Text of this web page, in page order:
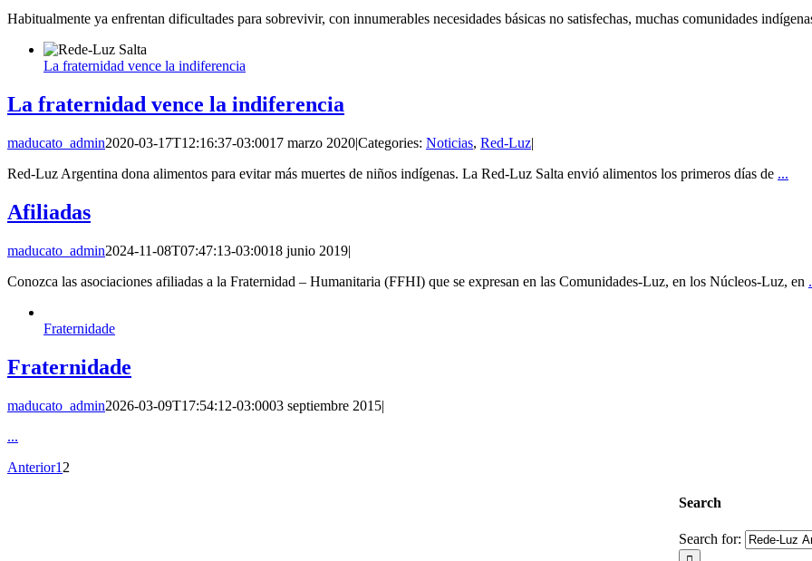
Habitualmente ya enfrentan dificultades para sobrevivir, con innumerables necesidades básicas no satisfechas, muchas comunidades
La fraternidad vence la indiferencia
La fraternidad vence la indiferencia
maducato_admin2020-03-17T12:16:37-03:0017 marzo 2020|Categories: Noticias, Red-Luz|
Red-Luz Argentina dona alimentos para evitar más muertes de niños indígenas. La Red-Luz Salta envió alimentos los primeros días de ...
Afiliadas
maducato_admin2024-11-08T07:47:13-03:0018 junio 2019|
Conozca las asociaciones afiliadas a la Fraternidad – Humanitaria (FFHI) que se expresan en las Comunidades-Luz, en los Núcleos-Luz, en
Fraternidade
Fraternidade
maducato_admin2026-03-09T17:54:12-03:0003 septiembre 2015|
...
Anterior1 2
Search
Search for: